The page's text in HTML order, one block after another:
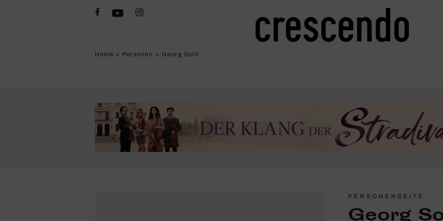
Home > Personen > Georg Solti
PERSONENSEITE